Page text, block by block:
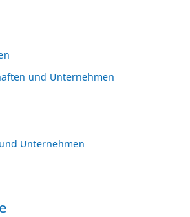
und Unternehmen
Unternehmen